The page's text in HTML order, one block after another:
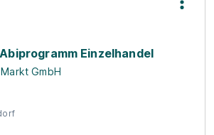
Einzelhandel
GmbH